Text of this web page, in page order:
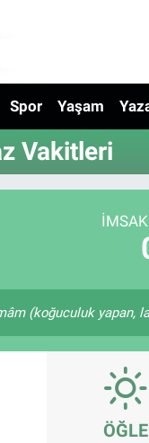
Spor Yaşam
Vakitleri
(koğuculuk yapan,
ÖĞLE